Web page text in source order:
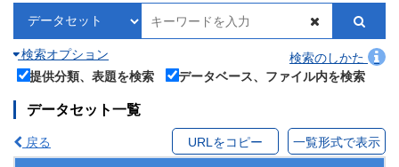
検索オプション
検索のしかた
提供分類、表題を検索
データベース、ファイル内を検索
データセット一覧
戻る URLをコピー 一覧形式で表示